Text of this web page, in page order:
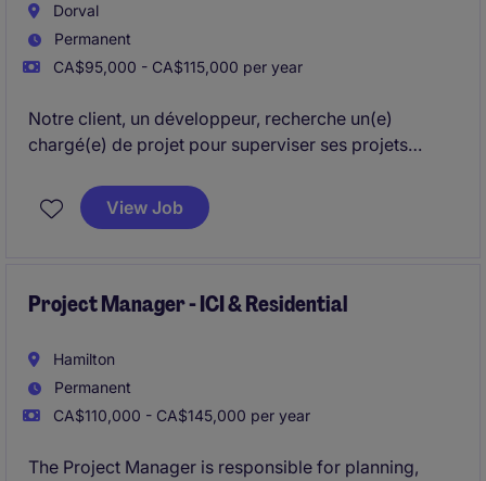
Dorval
Permanent
CA$95,000 - CA$115,000 per year
Notre client, un développeur, recherche un(e)
chargé(e) de projet pour superviser ses projets
poste offre une réelle possibilité d'évolution et
d'élargissement des responsabilités au sein d'une
View Job
Project Manager - ICI & Residential
Hamilton
Permanent
CA$110,000 - CA$145,000 per year
The Project Manager is responsible for planning,